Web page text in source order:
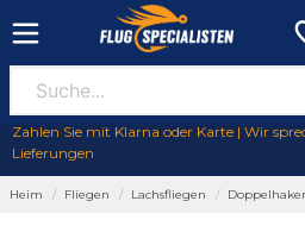
Zahlen Sie mit Klarna oder Karte | Wir
Lieferungen
Heim Fliegen Lachsfliegen